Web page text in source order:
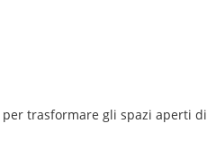
trasformare gli spazi aperti di